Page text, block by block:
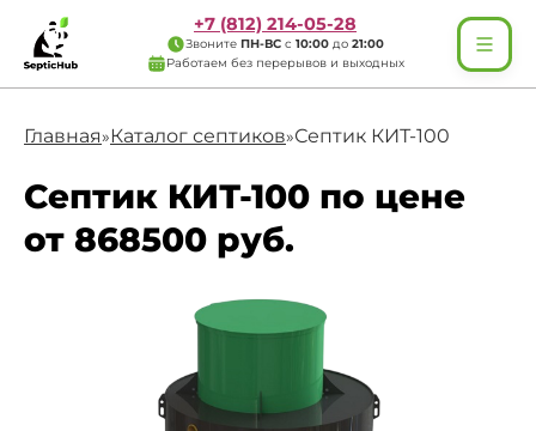
+7 (812) 214-05-28
Звоните ПН-ВС с 10:00 до 21:00
Работаем без перерывов и выходных
Главная»Каталог септиков»Септик КИТ-100
Септик КИТ-100 по цене
от 868500 руб.